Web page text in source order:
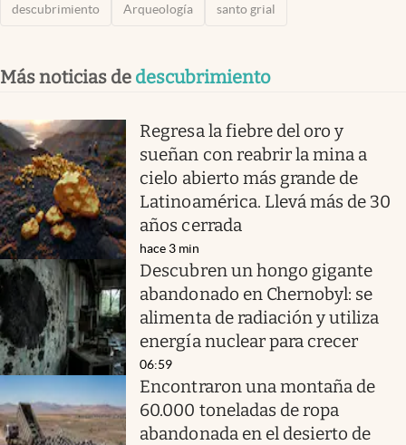
descubrimiento Arqueología santo grial
Más noticias de descubrimiento
Regresa la fiebre del oro y
sueñan con reabrir la mina a
cielo abierto más grande de
Latinoamérica. Llevá más de 30
años cerrada
hace 3 min
Descubren un hongo gigante
abandonado en Chernobyl: se
alimenta de radiación y utiliza
energía nuclear para crecer
06:59
Encontraron una montaña de
60.000 toneladas de ropa
abandonada en el desierto de